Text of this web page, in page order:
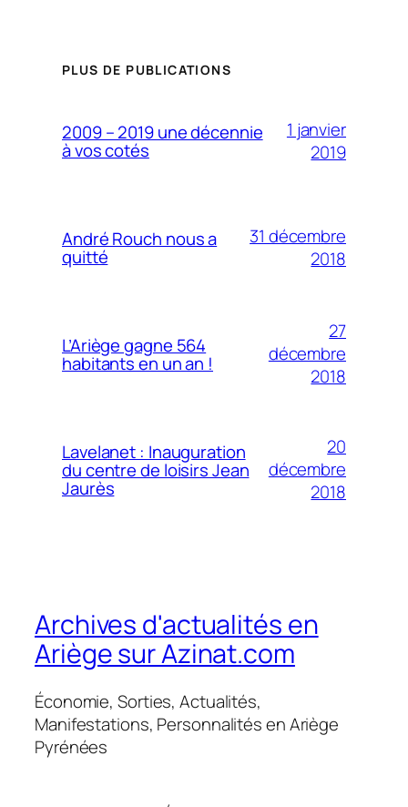
PLUS DE PUBLICATIONS
2009 – 2019 une décennie
à vos cotés
1 janvier
2019
André Rouch nous a
quitté
31 décembre
2018
L’Ariège gagne 564
habitants en un an !
27
décembre
2018
Lavelanet : Inauguration
du centre de loisirs Jean
Jaurès
20
décembre
2018
Archives d'actualités en
Ariège sur Azinat.com
Économie, Sorties, Actualités,
Manifestations, Personnalités en Ariège
Pyrénées